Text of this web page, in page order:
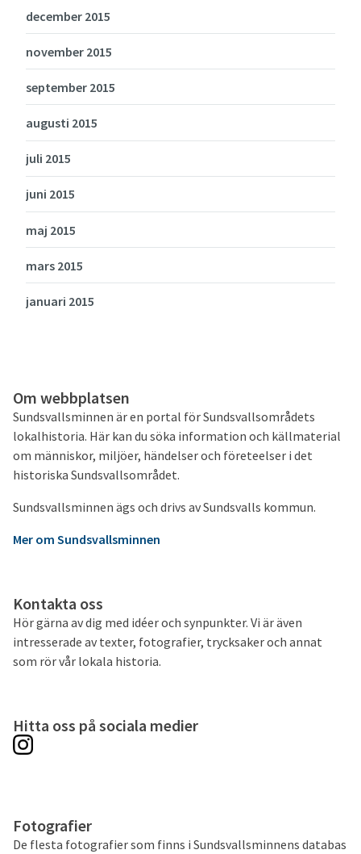
december 2015
november 2015
september 2015
augusti 2015
juli 2015
juni 2015
maj 2015
mars 2015
januari 2015
Om webbplatsen
Sundsvallsminnen är en portal för Sundsvallsområdets
lokalhistoria. Här kan du söka information och källmaterial
om människor, miljöer, händelser och företeelser i det
historiska Sundsvallsområdet.
Sundsvallsminnen ägs och drivs av Sundsvalls kommun.
Mer om Sundsvallsminnen
Kontakta oss
Hör gärna av dig med idéer och synpunkter. Vi är även
intresserade av texter, fotografier, trycksaker och annat
som rör vår lokala historia.
Hitta oss på sociala medier
Fotografier
De flesta fotografier som finns i Sundsvallsminnens databas